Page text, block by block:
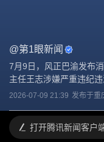
@第1眼新闻
7月9日，风正巴渝发布
主任王志涉嫌严重违纪
2026-07-09 21:39 发布于重
打开腾讯新闻客户